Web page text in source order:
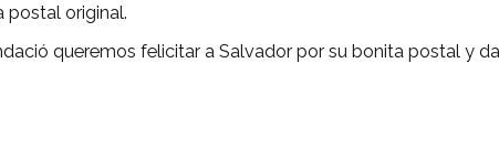
postal original.
queremos felicitar a Salvador por su bonita postal y